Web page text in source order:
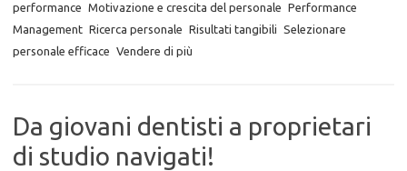
performance Motivazione e crescita del personale Performance
Management Ricerca personale Risultati tangibili Selezionare
personale efficace Vendere di più
Da giovani dentisti a proprietari
di studio navigati!